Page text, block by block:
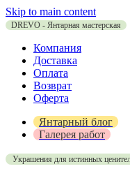
Skip to main content
DREVO - Янтарная мастерская
Компания
Доставка
Оплата
Возврат
Оферта
Янтарный блог
Галерея работ
Украшения для истинных